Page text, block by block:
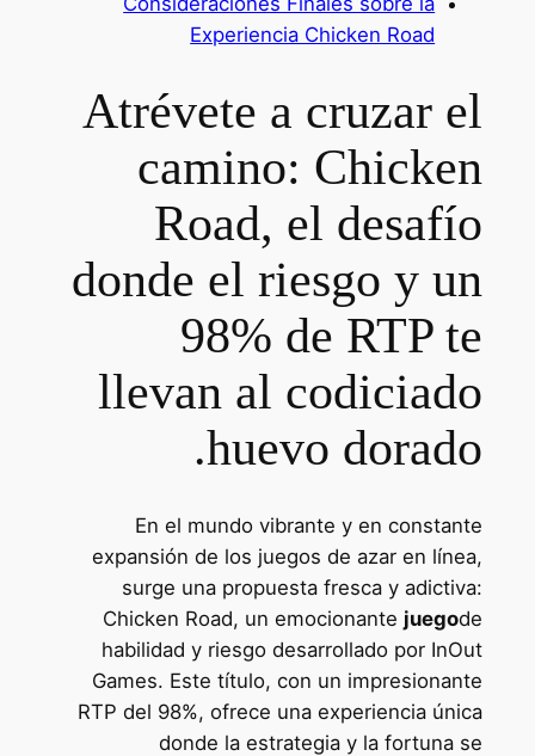
Experiencia Chicken Road
Atrévete a cruzar el
camino: Chicken
Road, el desafío
donde el riesgo y un
98% de RTP te
llevan al codiciado
huevo dorado.
En el mundo vibrante y en constante
expansión de los juegos de azar en línea,
surge una propuesta fresca y adictiva:
Chicken Road, un emocionante juegode
habilidad y riesgo desarrollado por InOut
Games. Este título, con un impresionante
RTP del 98%, ofrece una experiencia única
donde la estrategia y la fortuna se